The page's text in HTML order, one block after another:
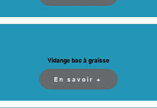
Vidange bac à graisse
En savoir +